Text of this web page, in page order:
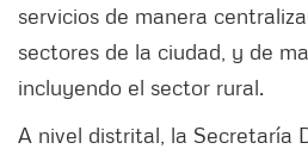
servicios de manera
sectores de la ciudad, y de
incluyendo el sector rural.
A nivel distrital, la Secretaría